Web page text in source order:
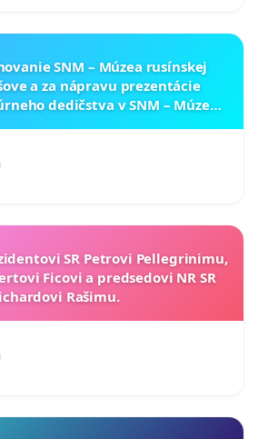
SNM – Múzea rusínskej
a za nápravu prezentácie
dedičstva v SNM – Múzeu
SR Petrovi Pellegrinimu,
Ficovi a predsedovi NR SR
Rašimu.